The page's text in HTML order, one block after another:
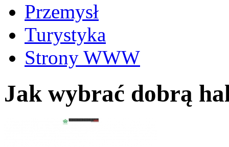
Przemysł
Turystyka
Strony WWW
Jak wybrać dobrą